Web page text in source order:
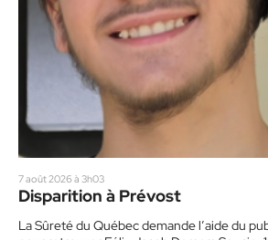
7 août 2026 à 3h03
Disparition à Prévost
La Sûreté du Québec demande l’aide du